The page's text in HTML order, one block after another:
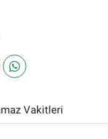
Vakitleri